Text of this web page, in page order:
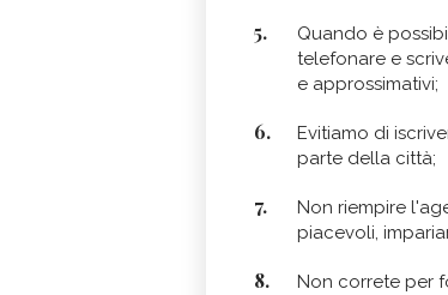
Quando è
telefonare e
e approssimativi;
Evitiamo di
parte della città;
Non riempire
piacevoli,
Non correte per